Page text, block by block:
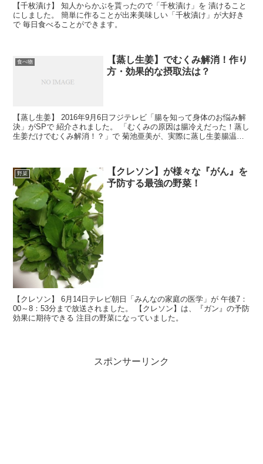
【千枚漬け】 知人からかぶを貰ったので「千枚漬け」を 漬けること
にしました。 簡単に作ることが出来美味しい「千枚漬け」が大好き
で 毎日食べることができます。
食べ物
【蒸し生姜】でむくみ解消！作り
方・効果的な摂取法は？
【蒸し生姜】 2016年9月6日フジテレビ「腸を知って身体のお悩み解
決」がSPで 紹介されました。 「むくみの原因は腸冷えだった！蒸し
生姜だけでむくみ解消！？」で 菊池亜美が、実際に蒸し生姜腸温活
野菜
【クレソン】が様々な『がん』を
予防する最強の野菜！
【クレソン】 6月14日テレビ朝日「みんなの家庭の医学」が 午後7：
00～8：53分まで放送されました。 【クレソン】は、『ガン』の予防
効果に期待できる 注目の野菜になっていました。
スポンサーリンク